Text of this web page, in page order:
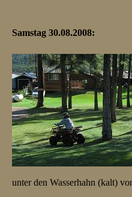
Samstag 30.08.2008:
unter den Wasserhahn (kalt)